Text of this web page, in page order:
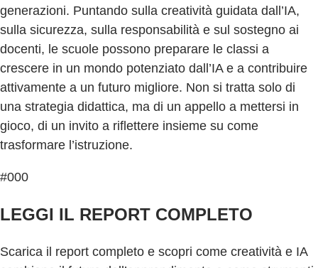
generazioni. Puntando sulla creatività guidata dall’IA,
sulla sicurezza, sulla responsabilità e sul sostegno ai
docenti, le scuole possono preparare le classi a
crescere in un mondo potenziato dall’IA e a contribuire
attivamente a un futuro migliore. Non si tratta solo di
una strategia didattica, ma di un appello a mettersi in
gioco, di un invito a riflettere insieme su come
trasformare l’istruzione.
#000
LEGGI IL REPORT COMPLETO
Scarica il report completo e scopri come creatività e IA